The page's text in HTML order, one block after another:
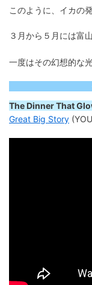
このように、イカの
３月から５月には富
一度はその幻想的な
The Dinner That
Great Big Story